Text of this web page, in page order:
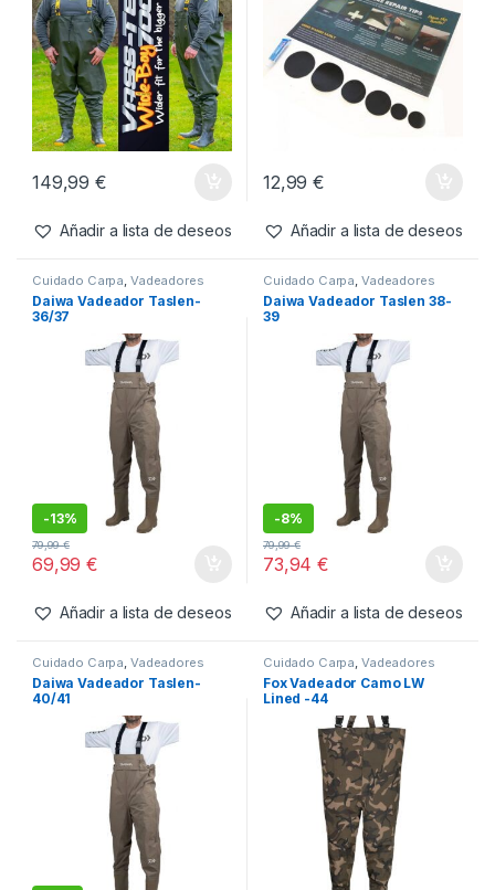
149,99€
Añadir a lista de deseos
12,99€
Añadir a lista de deseos
Cuidado Carpa, Vadeadores
Daiwa Vadeador Taslen-
36/37
-13%
69,99€
79,99€
Añadir a lista de deseos
Cuidado Carpa, Vadeadores
Daiwa Vadeador Taslen 38-
39
-8%
73,94€
79,99€
Añadir a lista de deseos
Cuidado Carpa, Vadeadores
Daiwa Vadeador Taslen-
40/41
Cuidado Carpa, Vadeadores
Fox Vadeador Camo LW
Lined -44